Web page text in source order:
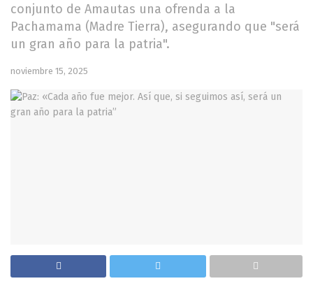
conjunto de Amautas una ofrenda a la
Pachamama (Madre Tierra), asegurando que "será
un gran año para la patria".
noviembre 15, 2025